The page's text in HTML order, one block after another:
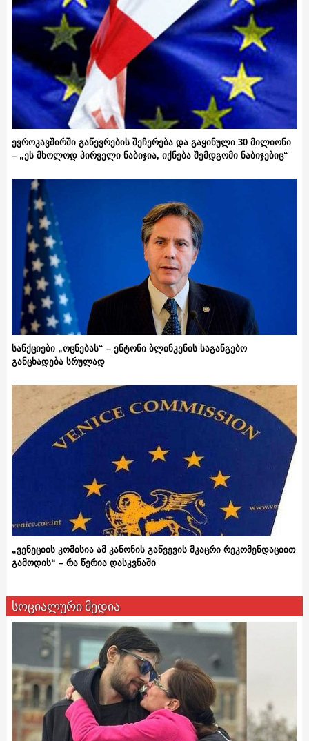
ევროკავშირში გაწევრების შეჩერება და გაყინული 30 მილიონი
– „ეს მხოლოდ პირველი ნაბიჯია, იქნება შემდგომი ნაბიჯებიც“
სანქციები „ოცნებას“ – ენტონი ბლინკენის საგანგებო
განცხადება სრულად
„ვენეციის კომისია ამ კანონის გაწვევის მკაცრი რეკომენდაციით
გამოდის“ – რა წერია დასკვნაში
სოციალური მედია